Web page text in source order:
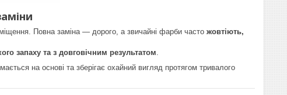
Повна заміна — дорого, а звичайні фарби часто жовтіють,
запаху та з довговічним результатом.
на основі та зберігає охайний вигляд протягом тривалого